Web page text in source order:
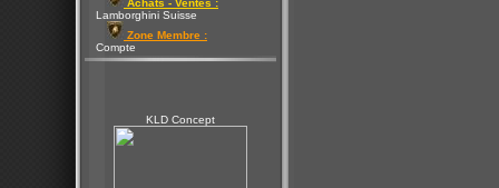
Achats - Ventes :
Lamborghini Suisse
Zone Membre :
Compte
KLD Concept